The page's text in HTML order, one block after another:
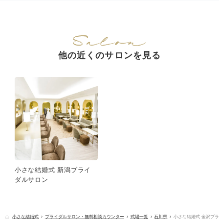
他の近くのサロンを見る
小さな結婚式 新潟ブライ
ダルサロン
小さな結婚式 ブライダルサロン・無料相談カウンター 式場一覧 石川県 小さな結婚式 金沢ブ